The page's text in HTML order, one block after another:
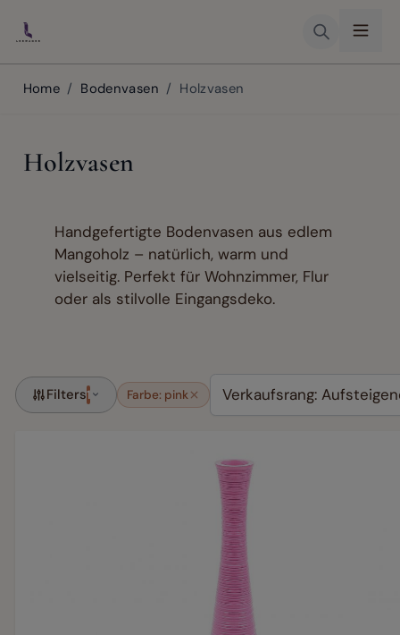
Home / Bodenvasen / Holzvasen
Holzvasen
Handgefertigte Bodenvasen aus edlem
Mangoholz – natürlich, warm und
vielseitig. Perfekt für Wohnzimmer, Flur
oder als stilvolle Eingangsdeko.
Filters1 Farbe: pink